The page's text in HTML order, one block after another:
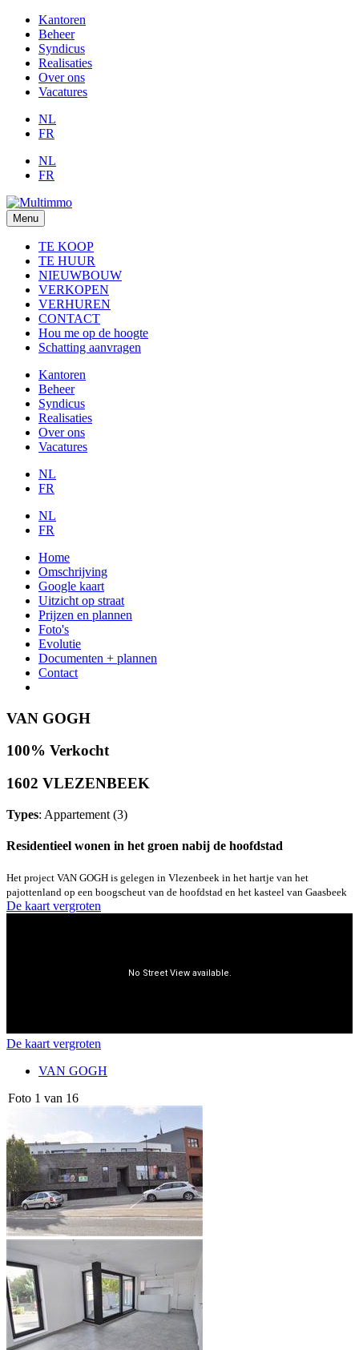
Kantoren
Beheer
Syndicus
Realisaties
Over ons
Vacatures
NL
FR
NL
FR
Menu
TE KOOP
TE HUUR
NIEUWBOUW
VERKOPEN
VERHUREN
CONTACT
Hou me op de hoogte
Schatting aanvragen
Kantoren
Beheer
Syndicus
Realisaties
Over ons
Vacatures
NL
FR
NL
FR
Home
Omschrijving
Google kaart
Uitzicht op straat
Prijzen en plannen
Foto's
Evolutie
Documenten + plannen
Contact
VAN GOGH
100% Verkocht
1602 VLEZENBEEK
Types: Appartement (3)
Residentieel wonen in het groen nabij de hoofdstad
Het project VAN GOGH is gelegen in Vlezenbeek in het hartje van het
pajottenland op een boogscheut van de hoofdstad en het kasteel van Gaasbeek
De kaart vergroten
De kaart vergroten
VAN GOGH
Foto 1 van 16